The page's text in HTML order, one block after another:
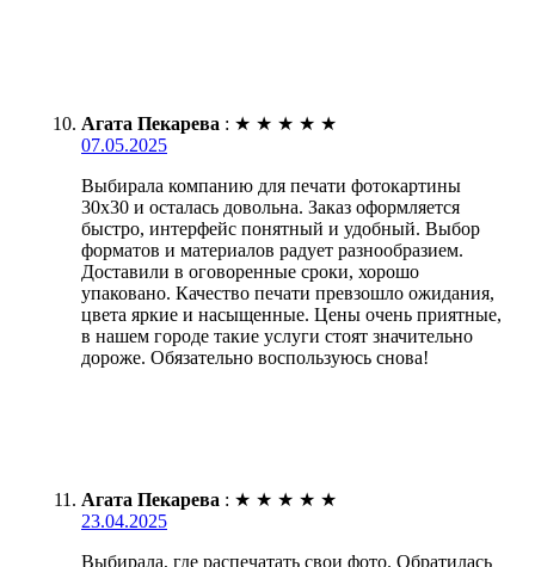
Агата Пекарева : ★ ★ ★ ★ ★
07.05.2025
Выбирала компанию для печати фотокартины
30х30 и осталась довольна. Заказ оформляется
быстро, интерфейс понятный и удобный. Выбор
форматов и материалов радует разнообразием.
Доставили в оговоренные сроки, хорошо
упаковано. Качество печати превзошло ожидания,
цвета яркие и насыщенные. Цены очень приятные,
в нашем городе такие услуги стоят значительно
дороже. Обязательно воспользуюсь снова!
Агата Пекарева : ★ ★ ★ ★ ★
23.04.2025
Выбирала, где распечатать свои фото. Обратилась